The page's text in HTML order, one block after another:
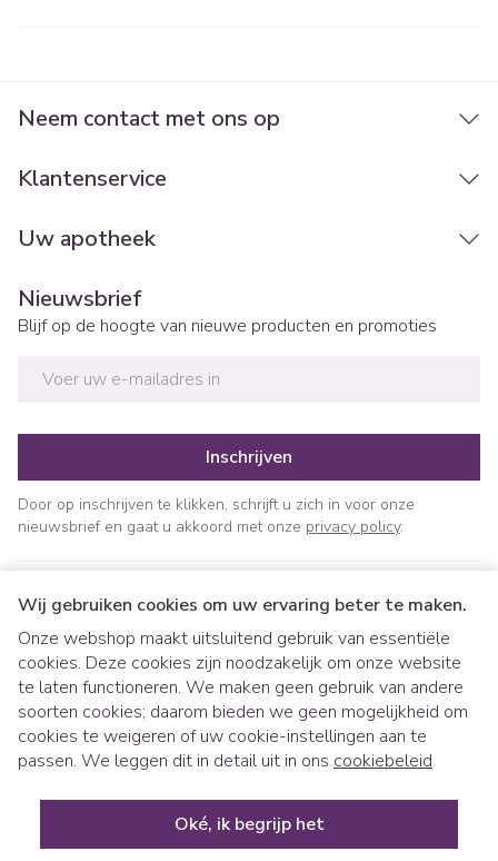
Wij gebruiken cookies om uw ervaring beter te maken.
Onze webshop maakt uitsluitend gebruik van essentiële
cookies. Deze cookies zijn noodzakelijk om onze website
te laten functioneren. We maken geen gebruik van andere
soorten cookies; daarom bieden we geen mogelijkheid om
cookies te weigeren of uw cookie-instellingen aan te
passen. We leggen dit in detail uit in ons cookiebeleid
Oké, ik begrijp het
Neem contact met ons op
Klantenservice
Uw apotheek
Nieuwsbrief
Blijf op de hoogte van nieuwe producten en promoties
Inschrijven
Door op inschrijven te klikken, schrijft u zich in voor onze
nieuwsbrief en gaat u akkoord met onze privacy policy.
Juridische links